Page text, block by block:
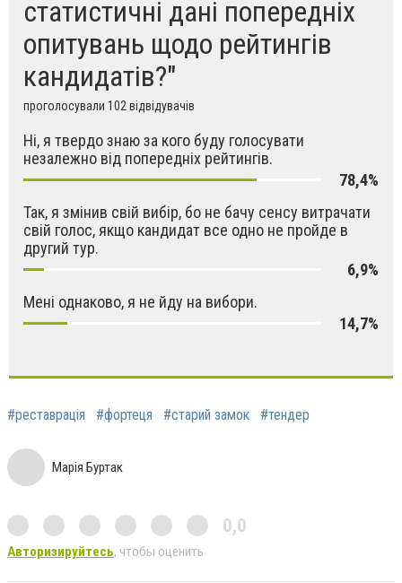
статистичні дані попередніх
опитувань щодо рейтингів
кандидатів?"
проголосували 102 відвідувачів
Ні, я твердо знаю за кого буду голосувати
незалежно від попередніх рейтингів.
78,4%
Так, я змінив свій вибір, бо не бачу сенсу витрачати
свій голос, якщо кандидат все одно не пройде в
другий тур.
6,9%
Мені однаково, я не йду на вибори.
14,7%
#реставрація #фортеця #старий замок #тендер
Марія Буртак
0,0
Авторизируйтесь, чтобы оценить